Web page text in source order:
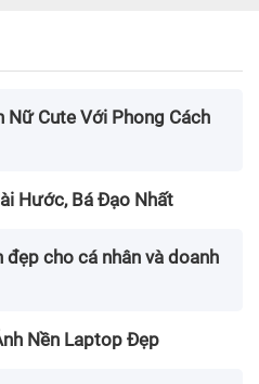
Nữ Cute Với Phong Cách
Hước, Bá Đạo Nhất
đẹp cho cá nhân và doanh
Nền Laptop Đẹp